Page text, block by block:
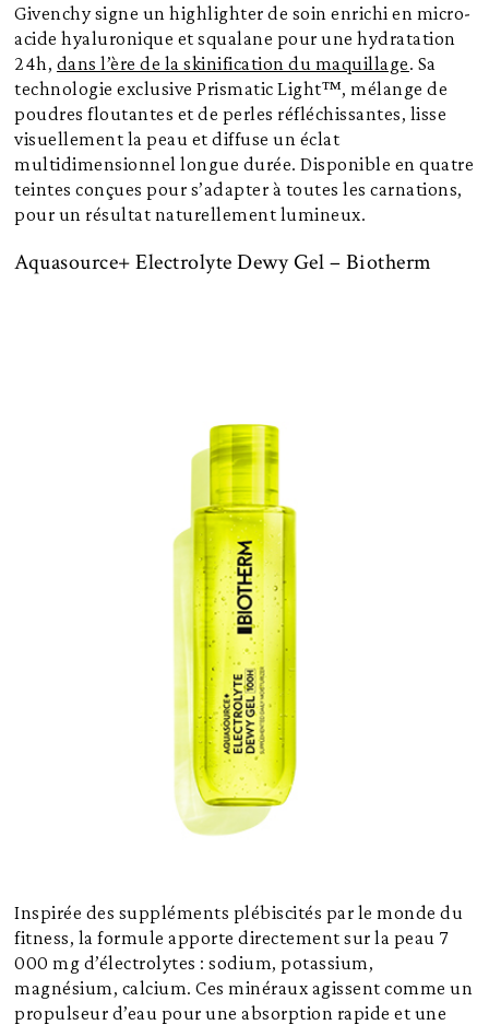
Givenchy signe un highlighter de soin enrichi en micro-
acide hyaluronique et squalane pour une hydratation
24h, dans l’ère de la skinification du maquillage. Sa
technologie exclusive Prismatic Light™, mélange de
poudres floutantes et de perles réfléchissantes, lisse
visuellement la peau et diffuse un éclat
multidimensionnel longue durée. Disponible en quatre
teintes conçues pour s’adapter à toutes les carnations,
pour un résultat naturellement lumineux.
Aquasource+ Electrolyte Dewy Gel – Biotherm
Inspirée des suppléments plébiscités par le monde du
fitness, la formule apporte directement sur la peau 7
000 mg d’électrolytes : sodium, potassium,
magnésium, calcium. Ces minéraux agissent comme un
propulseur d’eau pour une absorption rapide et une